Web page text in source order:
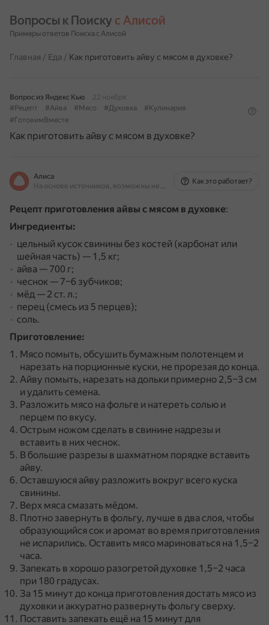
Вопросы к Поиску с Алисой
Примеры ответов Поиска с Алисой
Главная / Еда / Как приготовить айву с мясом в духовке?
Вопрос из Яндекс Кью
22 ноября
#Рецепт
#Айва #Мясо #Духовка
#Кулинария
#ГотовимВместе
Как приготовить айву с мясом в духовке?
Алиса
На основе источников, возможны неточности
Как это работает?
Рецепт приготовления айвы с мясом в духовке:
Ингредиенты:
цельный кусок свинины без костей (карбонат или
шейная часть) — 1,5 кг;
айва — 700 г;
чеснок — 7–6 зубчиков;
мёд — 2 ст. л.;
перец (смесь из 5 перцев);
соль.
Приготовление:
Мясо помыть, обсушить бумажным полотенцем и
нарезать на порционные куски, не прорезая до конца.
Айву помыть, нарезать на дольки примерно 2,5–3 см
и удалить семена.
Разложить мясо на фольге и натереть солью и
перцем по вкусу.
Острым ножом сделать в свинине надрезы и
вставить в них чеснок.
В большие разрезы в шахматном порядке вставить
айву.
Оставшуюся айву разложить вокруг всего куска
свинины.
Верх мяса смазать мёдом.
Плотно завернуть в фольгу, лучше в два слоя, чтобы
образующийся сок и аромат во время приготовления
не испарились. Оставить мясо мариноваться на 1,5–2
часа.
Запекать в хорошо разогретой духовке 1,5–2 часа
при 180 градусах.
За 15 минут до конца приготовления достать мясо из
духовки и аккуратно развернуть фольгу сверху.
Поставить запекать ещё на 15 минут для